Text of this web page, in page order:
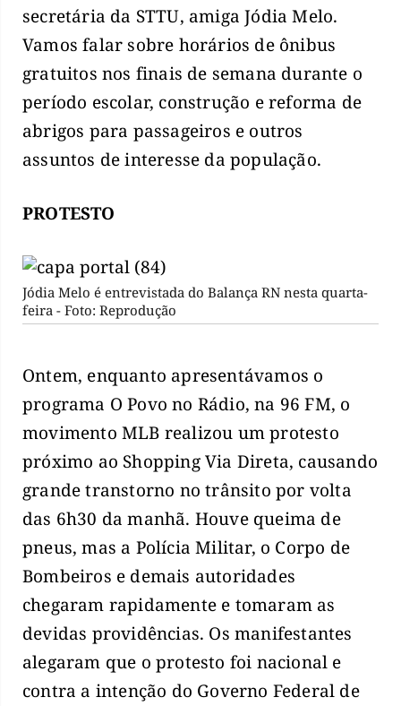
secretária da STTU, amiga Jódia Melo.
Vamos falar sobre horários de ônibus
gratuitos nos finais de semana durante o
período escolar, construção e reforma de
abrigos para passageiros e outros
assuntos de interesse da população.
PROTESTO
Jódia Melo é entrevistada do Balança RN nesta quarta-
feira - Foto: Reprodução
Ontem, enquanto apresentávamos o
programa O Povo no Rádio, na 96 FM, o
movimento MLB realizou um protesto
próximo ao Shopping Via Direta, causando
grande transtorno no trânsito por volta
das 6h30 da manhã. Houve queima de
pneus, mas a Polícia Militar, o Corpo de
Bombeiros e demais autoridades
chegaram rapidamente e tomaram as
devidas providências. Os manifestantes
alegaram que o protesto foi nacional e
contra a intenção do Governo Federal de